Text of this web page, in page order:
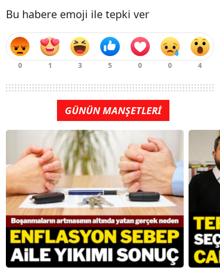
Bu habere emoji ile tepki ver
GÜNÜN MANŞETLERİ